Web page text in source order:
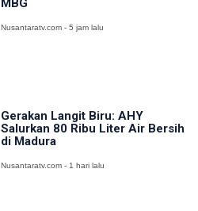
MBG
Nusantaratv.com - 5 jam lalu
Gerakan Langit Biru: AHY
Salurkan 80 Ribu Liter Air Bersih
di Madura
Nusantaratv.com - 1 hari lalu